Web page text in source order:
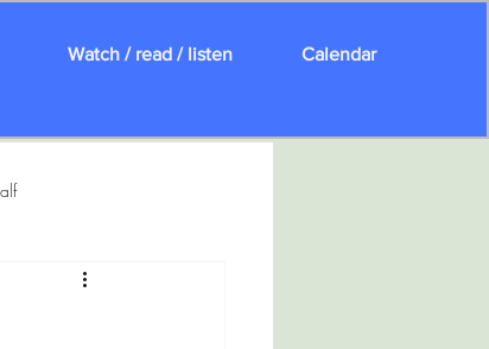
Watch / read / listen Calendar
Cie Hatsjie / De Stokerij